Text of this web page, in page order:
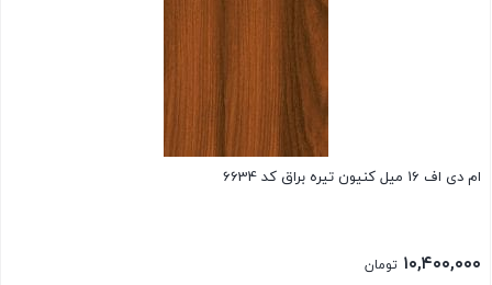
ام دی اف 16 میل کنیون تیره براق کد 6634
۱۰,۴۰۰,۰۰۰ تومان